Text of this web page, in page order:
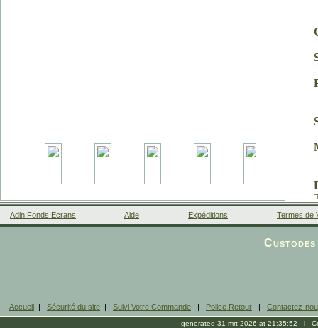
Adin Fonds Ecrans Aide Expéditions Termes de
Accueil | Sécurité du site | Suivi Votre Commande | Police Retour | Contactez-
generated 31-mrt-2026 at 21:35:52 l